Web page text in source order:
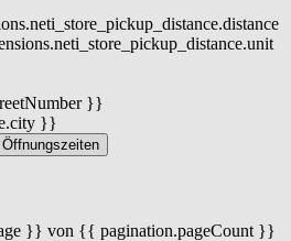
}}
}}
Öffnungszeiten
}} von {{ pagination.pageCount }}